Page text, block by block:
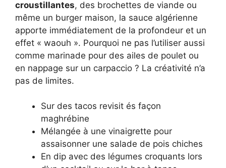
croustillantes, des brochettes de viande ou
même un burger maison, la sauce algérienne
apporte immédiatement de la profondeur et un
effet « waouh ». Pourquoi ne pas l’utiliser aussi
comme marinade pour des ailes de poulet ou
en nappage sur un carpaccio ? La créativité n’a
pas de limites.
Sur des tacos revisit és façon
maghrébine
Mélangée à une vinaigrette pour
assaisonner une salade de pois chiches
En dip avec des légumes croquants lors